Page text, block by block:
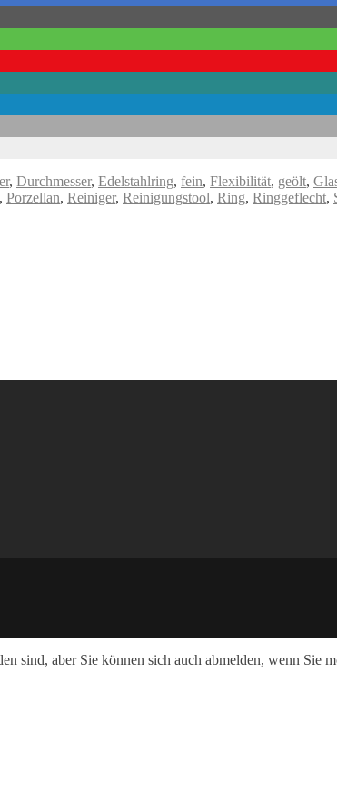
, Durchmesser, Edelstahlring, fein, Flexibilität, geölt,
, Porzellan, Reiniger, Reinigungstool, Ring, Ringgeflecht,
sind, aber Sie können sich auch abmelden, wenn Sie